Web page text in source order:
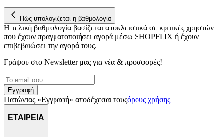
Πώς υπολογίζεται η βαθμολογία
Η τελική βαθμολογία βασίζεται αποκλειστικά σε κριτικές χρηστών
που έχουν πραγματοποιήσει αγορά μέσω SHOPFLIX ή έχουν
επιβεβαιώσει την αγορά τους.
Γράψου στο Νewsletter μας για νέα & προσφορές!
Εγγραφή
Πατώντας «Εγγραφή» αποδέχεσαι τουςόρους χρήσης
ΕΤΑΙΡΕΙΑ